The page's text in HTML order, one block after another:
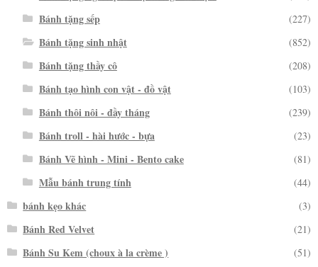
Bánh tặng sếp (227)
Bánh tặng sinh nhật (852)
Bánh tặng thầy cô (208)
Bánh tạo hình con vật - đồ vật (103)
Bánh thôi nôi - đầy tháng (239)
Bánh troll - hài hước - bựa (23)
Bánh Vẽ hình - Mini - Bento cake (81)
Mẫu bánh trung tính (44)
bánh kẹo khác (3)
Bánh Red Velvet (21)
Bánh Su Kem (choux à la crème ) (51)